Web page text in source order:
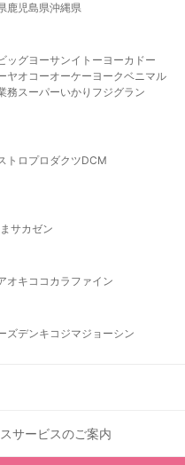
鹿児島県沖縄県
ッグヨーサンイトーヨーカドー
ヤオコーオーケー ヨークベニマル
務スーパーいかり フジグラン
トロプロダクツDCM
サカゼン
オキ ココカラファイン
ズデンキ コジマジョーシン
サービスのご案内